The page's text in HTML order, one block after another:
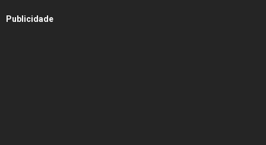
Publicidade